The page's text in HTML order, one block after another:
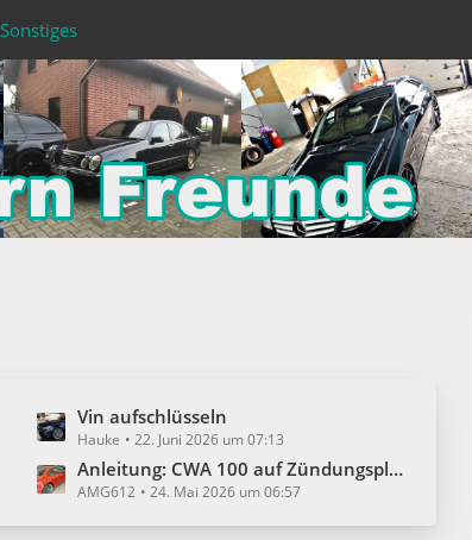
Sonstiges
L
e
t
z
t
Vin aufschlüsseln
Hauke 22. Juni 2026 um 07:13
Anleitung: CWA 100 auf Zündungsplus verbauen
AMG612 24. Mai 2026 um 06:57